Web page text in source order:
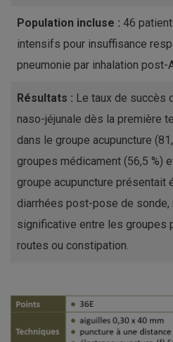
Population incluse : 46
intensifs pour insuffisance
pneumonie par inhalation post-
Résultats : Le taux de succès
naso-jéjunale dès la première
dans le groupe acupuncture
groupes médicament (56,5 %)
groupe acupuncture présentait
diarrhées post-pose de
significative entre les groupes
routes ou constipation.